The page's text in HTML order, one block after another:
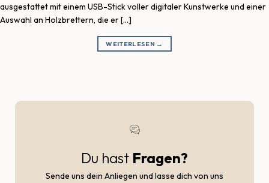
ausgestattet mit einem USB-Stick voller digitaler Kunstwerke und einer
Auswahl an Holzbrettern, die er […]
WEITERLESEN →
Du hast Fragen?
Sende uns dein Anliegen und lasse dich von uns